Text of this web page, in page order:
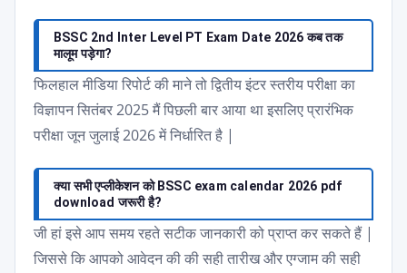
BSSC 2nd Inter Level PT Exam Date 2026 कब तक
मालूम पड़ेगा?
फिलहाल मीडिया रिपोर्ट की माने तो द्वितीय इंटर स्तरीय परीक्षा का
विज्ञापन सितंबर 2025 मैं पिछली बार आया था इसलिए प्रारंभिक
परीक्षा जून जुलाई 2026 में निर्धारित है |
क्या सभी एप्लीकेशन को BSSC exam calendar 2026 pdf
download जरूरी है?
जी हां इसे आप समय रहते सटीक जानकारी को प्राप्त कर सकते हैं |
जिससे कि आपको आवेदन की की सही तारीख और एग्जाम की सही